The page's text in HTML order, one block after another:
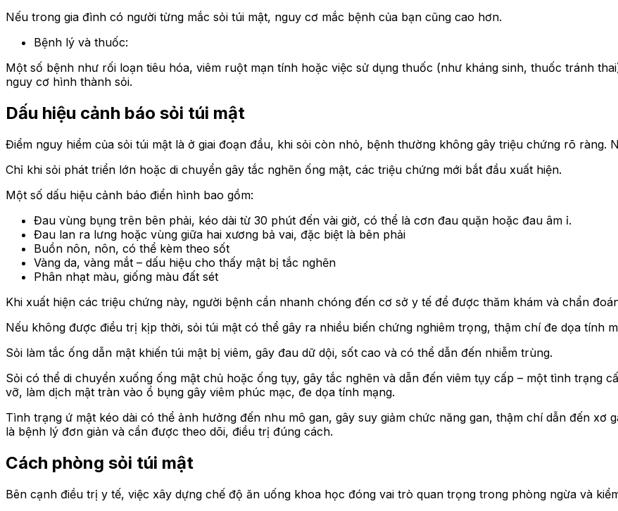
Nếu trong gia đình có người từng mắc sỏi túi mật, nguy cơ mắc bệnh của bạn cũng cao hơn.
Bệnh lý và thuốc:
Một số bệnh như rối loạn tiêu hóa, viêm ruột mạn tính hoặc việc sử dụng thuốc (như kháng sinh, thuốc tránh
nguy cơ hình thành sỏi.
Dấu hiệu cảnh báo sỏi túi mật
Điểm nguy hiểm của sỏi túi mật là ở giai đoạn đầu, khi sỏi còn nhỏ, bệnh thường không gây triệu chứng rõ ràng.
Chỉ khi sỏi phát triển lớn hoặc di chuyển gây tắc nghẽn ống mật, các triệu chứng mới bắt đầu xuất hiện.
Một số dấu hiệu cảnh báo điển hình bao gồm:
Đau vùng bụng trên bên phải, kéo dài từ 30 phút đến vài giờ, có thể là cơn đau quặn hoặc đau âm ỉ.
Đau lan ra lưng hoặc vùng giữa hai xương bả vai, đặc biệt là bên phải
Buồn nôn, nôn, có thể kèm theo sốt
Vàng da, vàng mắt – dấu hiệu cho thấy mật bị tắc nghẽn
Phân nhạt màu, giống màu đất sét
Khi xuất hiện các triệu chứng này, người bệnh cần nhanh chóng đến cơ sở y tế để được thăm khám và chẩn
Nếu không được điều trị kịp thời, sỏi túi mật có thể gây ra nhiều biến chứng nghiêm trọng, thậm chí đe dọa tính
Sỏi làm tắc ống dẫn mật khiến túi mật bị viêm, gây đau dữ dội, sốt cao và có thể dẫn đến nhiễm trùng.
Sỏi có thể di chuyển xuống ống mật chủ hoặc ống tụy, gây tắc nghẽn và dẫn đến viêm tụy cấp – một tình trạng
vỡ, làm dịch mật tràn vào ổ bụng gây viêm phúc mạc, đe dọa tính mạng.
Tình trạng ứ mật kéo dài có thể ảnh hưởng đến nhu mô gan, gây suy giảm chức năng gan, thậm chí dẫn đến xơ
là bệnh lý đơn giản và cần được theo dõi, điều trị đúng cách.
Cách phòng sỏi túi mật
Bên cạnh điều trị y tế, việc xây dựng chế độ ăn uống khoa học đóng vai trò quan trọng trong phòng ngừa và